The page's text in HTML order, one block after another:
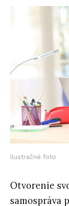
ilustračné foto
Otvorenie
samospráva